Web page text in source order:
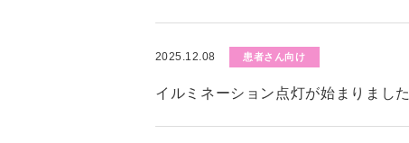
2025.12.08 患者さん向け
イルミネーション点灯が始まりました